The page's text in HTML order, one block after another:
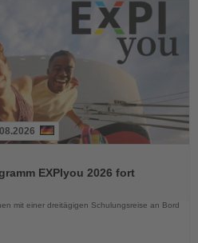
EXPIyou 2026 fort
mit einer dreitägigen Schulungsreise an Bord